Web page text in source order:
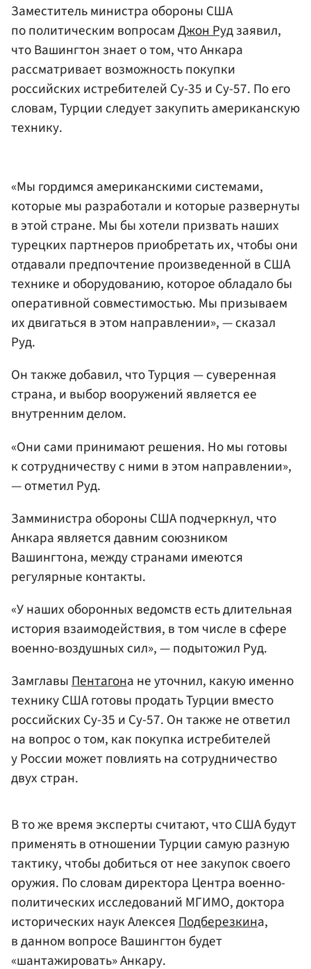
Заместитель министра обороны США
по политическим вопросамДжон Рудзаявил,
что Вашингтон знает о том, что Анкара
рассматривает возможность покупки
российских истребителей Су-35 и Су-57. По его
словам, Турции следует закупить американскую
технику.
«Мы гордимся американскими системами,
которые мы разработали и которые развернуты
в этой стране. Мы бы хотели призвать наших
турецких партнеров приобретать их, чтобы они
отдавали предпочтение произведенной в США
технике и оборудованию, которое обладало бы
оперативной совместимостью. Мы призываем
их двигаться в этом направлении», — сказал
Руд.
Он также добавил, что Турция — суверенная
страна, и выбор вооружений является ее
внутренним делом.
«Они сами принимают решения. Но мы готовы
к сотрудничеству с ними в этом направлении»,
— отметил Руд.
Замминистра обороны США подчеркнул, что
Анкара является давним союзником
Вашингтона, между странами имеются
регулярные контакты.
«У наших оборонных ведомств есть длительная
история взаимодействия, в том числе в сфере
военно-воздушных сил», — подытожил Руд.
ЗамглавыПентагона не уточнил, какую именно
технику США готовы продать Турции вместо
российских Су-35 и Су-57. Он также не ответил
на вопрос о том, как покупка истребителей
у России может повлиять на сотрудничество
двух стран.
В то же время эксперты считают, что США будут
применять в отношении Турции самую разную
тактику, чтобы добиться от нее закупок своего
оружия. По словам директора Центра военно-
политических исследований МГИМО, доктора
исторических наук Алексея Подберезкина,
в данном вопросе Вашингтон будет
«шантажировать» Анкару.